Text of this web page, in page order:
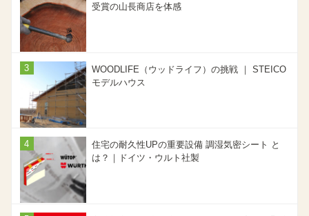
受賞の山長商店を体感
WOODLIFE（ウッドライフ）の挑戦 ｜ STEICO
モデルハウス
住宅の耐久性UPの重要設備 調湿気密シート と
は？｜ドイツ・ウルト社製